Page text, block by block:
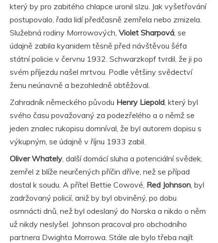
který by pro zabitého chlapce uronil slzu. Jak vyšetřování
postupovalo, řada lidí předčasně zemřela nebo zmizela.
Služebná rodiny Morrowových, Violet Sharpová, se
údajně zabila kyanidem těsně před návštěvou šéfa
státní policie v červnu 1932. Schwarzkopf tvrdil, že ji po
svém příjezdu našel mrtvou. Podle většiny svědectví
ženu neúnavně a bezohledně obtěžoval.
Zahradník německého původu Henry Liepold, který byl
svého času považovaný za podezřelého a o němž se
jeden znalec rukopisu domníval, že byl autorem dopisu s
výkupným, se údajně v říjnu 1933 zabil.
Oliver Whately, další domácí sluha a potenciální svědek,
zemřel z blíže neurčených příčin dříve, než se případ
dostal k soudu. A přítel Bettie Cowové, Red Johnson, byl
zadržovaný policií, aniž by byl obviněný, po dobu
osmnácti dnů, než byl odeslaný do Norska a nikdo o něm
už nikdy neslyšel. Johnson pracoval pro obchodního
partnera Dwighta Morrowa. Stále ale bylo třeba najít